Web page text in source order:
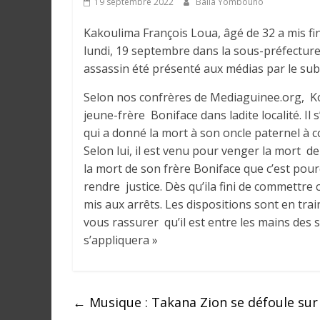
e
é
Kakoulima François Loua, âgé de 32 a mis
lundi, 19 septembre dans la sous-
assassin été présenté aux médias par le
Selon nos confrères de Mediaguinee.org,
jeune-frère Boniface dans ladite localité. Il
qui a donné la mort à son oncle paternel à
Selon lui, il est venu pour venger la mort
la mort de son frère Boniface que c’est
rendre justice. Dès qu’ila fini de
mis aux arrêts. Les dispositions sont en
vous rassurer qu’il est entre les mains des
s’appliquera »
← Musique : Takana Zion se défoule